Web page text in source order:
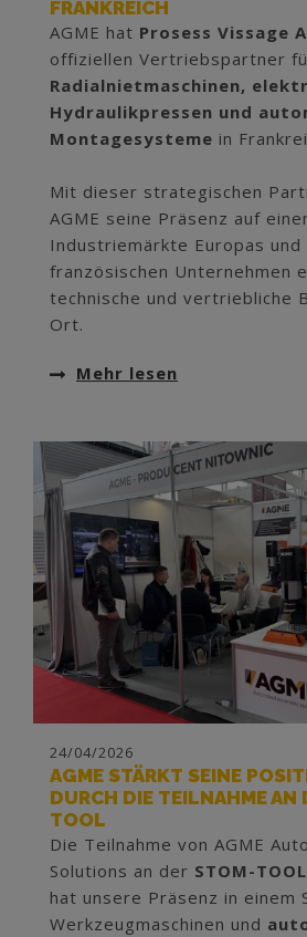
FRANKREICH
AGME hat Prosess Vissage
offiziellen Vertriebspartner
Radialnietmaschinen,
Hydraulikpressen und
Montagesysteme in
Mit dieser strategischen
AGME seine Präsenz auf
Industriemärkte Europas
französischen Unternehmen
technische und vertriebliche
Ort.
Mehr lesen
24/04/2026
AGME STÄRKT SEINE
DURCH DIE TEILNAHME AN
TOOL
Die Teilnahme von AGME
Solutions an der STOM-TOOL
hat unsere Präsenz in einem
Werkzeugmaschinen und